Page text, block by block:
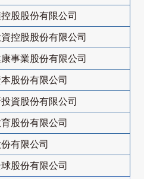
股股份有限公司
控股股份有限公司
事業股份有限公司
股份有限公司
資股份有限公司
股份有限公司
有限公司
股份有限公司